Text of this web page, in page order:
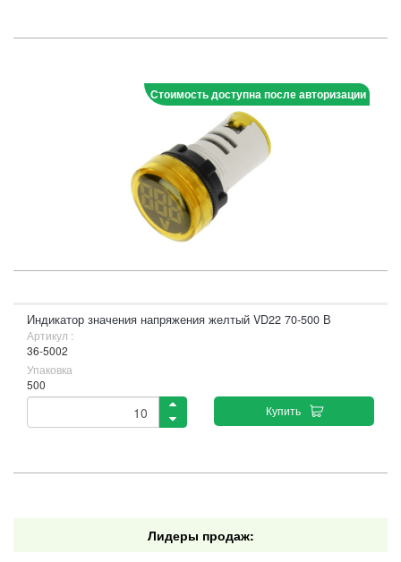
Стоимость доступна после авторизации
Индикатор значения напряжения желтый VD22 70-500 В
Артикул :
36-5002
Упаковка
500
Купить
Лидеры продаж: